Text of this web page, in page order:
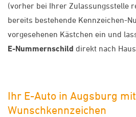
(vorher bei Ihrer Zulassungsstelle
bereits bestehende Kennzeichen-
vorgesehenen Kästchen ein und
E-Nummernschild direkt nach
Ihr E-Auto in Augsburg mit
Wunschkennzeichen